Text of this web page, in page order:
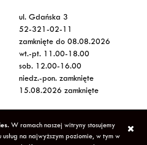
ul. Gdańska 3
52-321-02-11
zamknięte do 08.08.2026
wt.-pt. 11.00-18.00
sob. 12.00-16.00
niedz.-pon. zamknięte
15.08.2026 zamknięte
W ramach naszej witryny stosujemy
na najwyższym poziomie, w tym w